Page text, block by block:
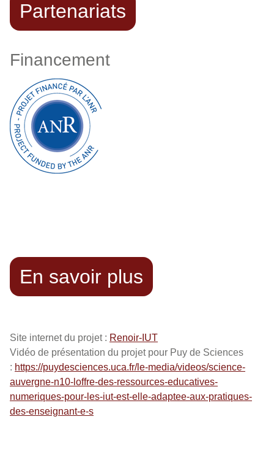
Partenariats
Financement
En savoir plus
Site internet du projet : Renoir-IUT
Vidéo de présentation du projet pour Puy de Sciences
: https://puydesciences.uca.fr/le-media/videos/science-
auvergne-n10-loffre-des-ressources-educatives-
numeriques-pour-les-iut-est-elle-adaptee-aux-pratiques-
des-enseignant-e-s